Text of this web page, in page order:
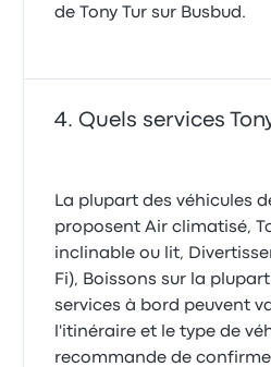
de Tony Tur sur Busbud.
Quels services
La plupart des véhicules
proposent Air climatisé,
inclinable ou lit,
Fi), Boissons sur la
services à bord peuvent
l'itinéraire et le type de
recommande de